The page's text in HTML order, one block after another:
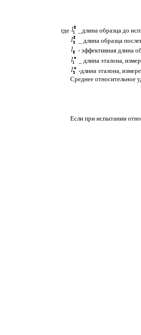
где
длина образца до
длина образца
- эффективная длина
длина эталона,
-длина эталона,
Среднее относительное
Если при испытании